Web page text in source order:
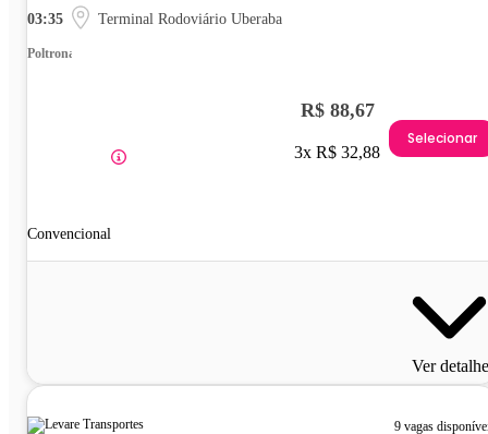
03:35 Terminal Rodoviário Uberaba
Poltrona
Convencional
R$ 88,67
3x R$ 32,88
Selecionar
Ver
9 vagas